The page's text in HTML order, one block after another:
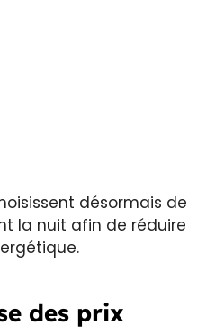
désormais de
la nuit afin de réduire
des prix